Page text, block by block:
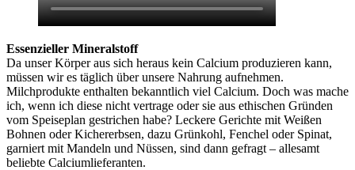
Essenzieller Mineralstoff
Da unser Körper aus sich heraus kein Calcium produzieren kann,
müssen wir es täglich über unsere Nahrung aufnehmen.
Milchprodukte enthalten bekanntlich viel Calcium. Doch was mache
ich, wenn ich diese nicht vertrage oder sie aus ethischen Gründen
vom Speiseplan gestrichen habe? Leckere Gerichte mit Weißen
Bohnen oder Kichererbsen, dazu Grünkohl, Fenchel oder Spinat,
garniert mit Mandeln und Nüssen, sind dann gefragt – allesamt
beliebte Calciumlieferanten.